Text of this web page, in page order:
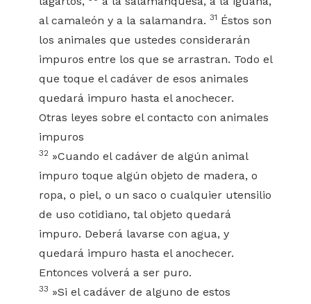
al camaleón y a la salamandra. 31 Éstos son
los animales que ustedes considerarán
impuros entre los que se arrastran. Todo el
que toque el cadáver de esos animales
quedará impuro hasta el anochecer.
Otras leyes sobre el contacto con animales
impuros
32 »Cuando el cadáver de algún animal
impuro toque algún objeto de madera, o
ropa, o piel, o un saco o cualquier utensilio
de uso cotidiano, tal objeto quedará
impuro. Deberá lavarse con agua, y
quedará impuro hasta el anochecer.
Entonces volverá a ser puro.
33 »Si el cadáver de alguno de estos